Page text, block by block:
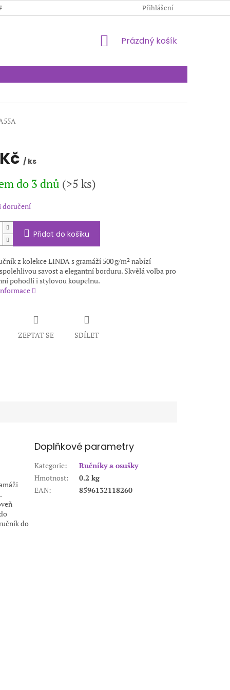
OCHRANY OSOBNÍCH ÚDAJŮ KONTAKTY
Přihlášení
NÁKUPNÍ
Prázdný košík
/ ks
do 3 dnů (>5 ks)
doručení
Přidat do košíku
z kolekce LINDA s gramáží 500 g/m² nabízí
savost a elegantní borduru. Skvělá volba pro
pohodlí i stylovou koupelnu.
ZEPTAT SE SDÍLET
do
Doplňkové parametry
Kategorie:
Ručníky a osušky
Hmotnost:
0.2 kg
EAN: 8596132118260